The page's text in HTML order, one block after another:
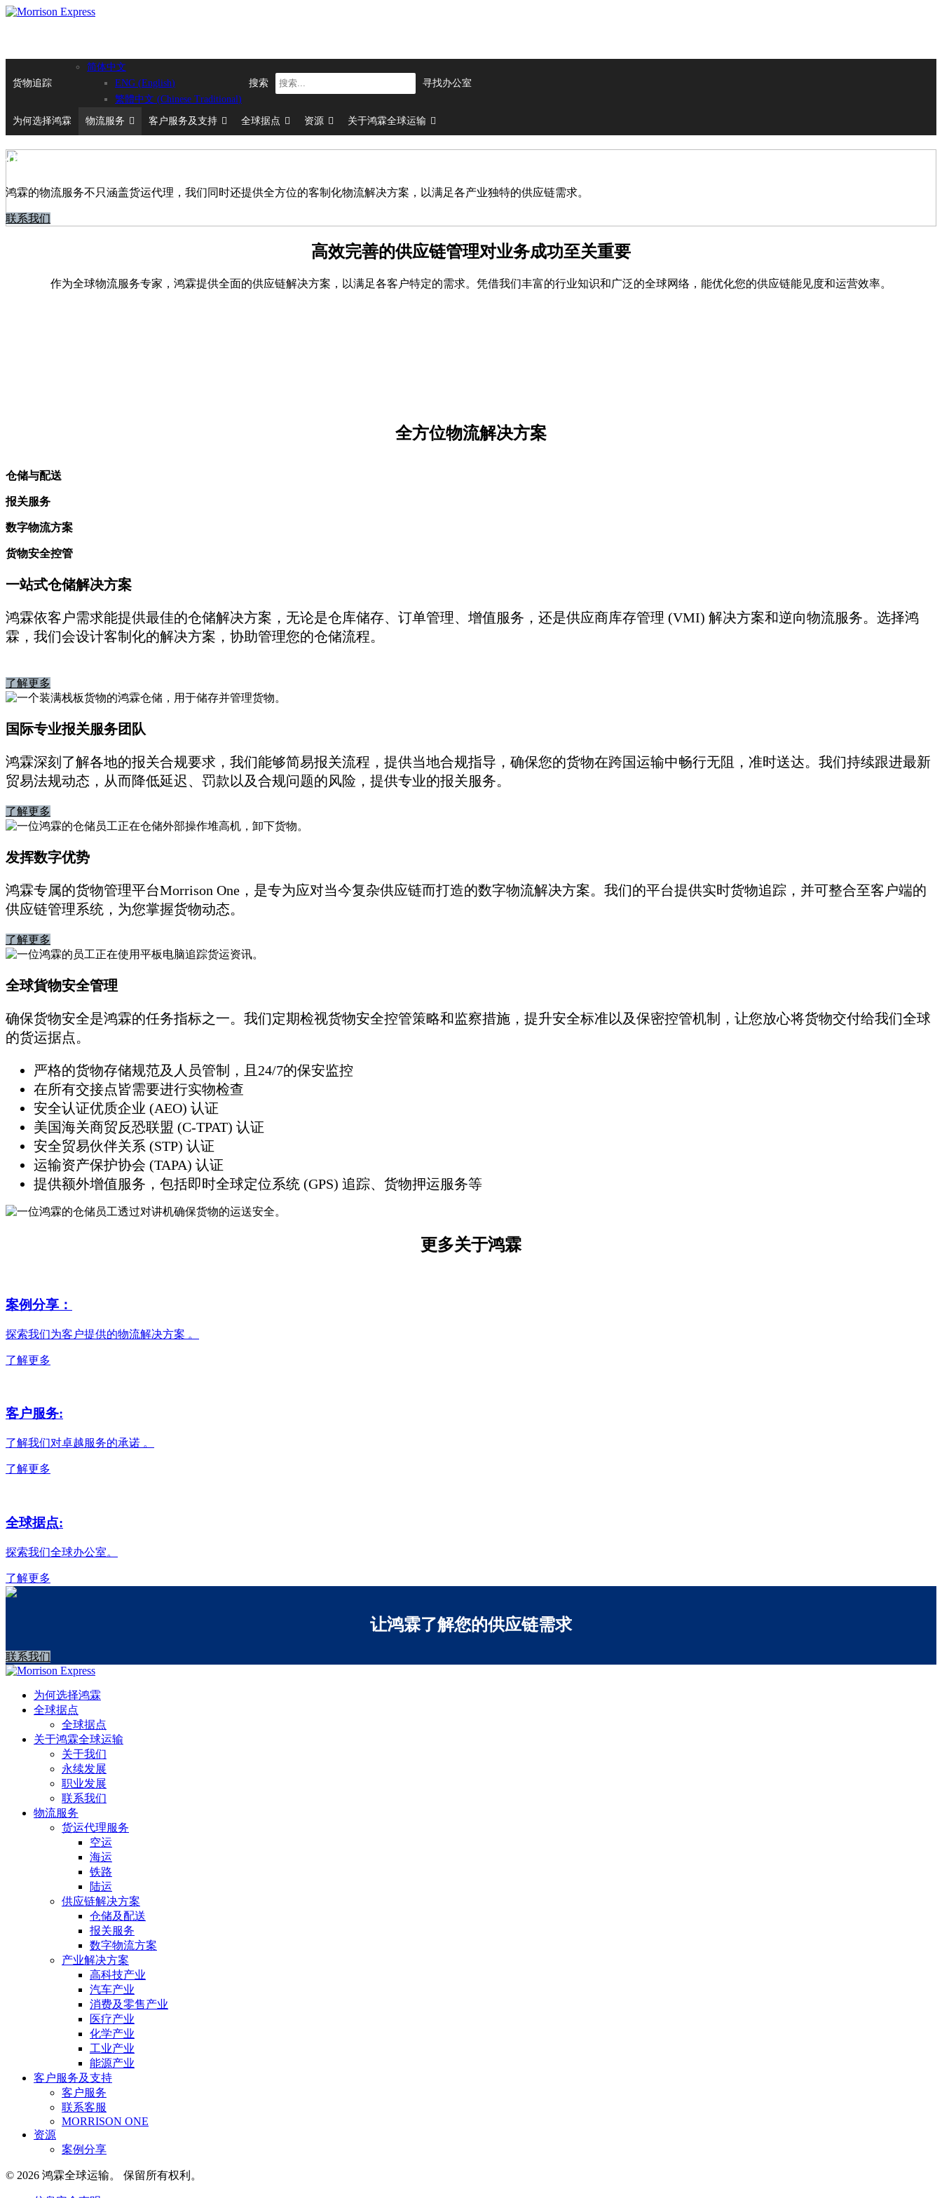
货物追踪
简体中文
ENG (English)
繁體中文 (Chinese Traditional)
搜索 寻找办公室
为何选择鸿霖 物流服务 客户服务及支持 全球据点 资源 关于鸿霖全球运输
供应链解决方案
鸿霖的物流服务不只涵盖货运代理，我们同时还提供全方位的客制化物流解决方案，以满足各产业独特的供应链需求。
联系我们
高效完善的供应链管理对业务成功至关重要
作为全球物流服务专家，鸿霖提供全面的供应链解决方案，以满足各客户特定的需求。凭借我们丰富的行业知识和广泛的全球网络，能优化您的供应链能见度和运营效率。
全方位物流解决方案
仓储与配送
报关服务
数字物流方案
货物安全控管
一站式仓储解决方案
鸿霖依客户需求能提供最佳的仓储解决方案，无论是仓库储存、订单管理、增值服务，还是供应商库存管理 (VMI) 解决方案和逆向物流服务。选择鸿
霖，我们会设计客制化的解决方案，协助管理您的仓储流程。
了解更多
国际专业报关服务团队
鸿霖深刻了解各地的报关合规要求，我们能够简易报关流程，提供当地合规指导，确保您的货物在跨国运输中畅行无阻，准时送达。我们持续跟进最新
贸易法规动态，从而降低延迟、罚款以及合规问题的风险，提供专业的报关服务。
了解更多
发挥数字优势
鸿霖专属的货物管理平台Morrison One，是专为应对当今复杂供应链而打造的数字物流解决方案。我们的平台提供实时货物追踪，并可整合至客户端的
供应链管理系统，为您掌握货物动态。
了解更多
全球貨物安全管理
确保货物安全是鸿霖的任务指标之一。我们定期检视货物安全控管策略和监察措施，提升安全标准以及保密控管机制，让您放心将货物交付给我们全球
的货运据点。
严格的货物存储规范及人员管制，且24/7的保安监控
在所有交接点皆需要进行实物检查
安全认证优质企业 (AEO) 认证
美国海关商贸反恐联盟 (C-TPAT) 认证
安全贸易伙伴关系 (STP) 认证
运输资产保护协会 (TAPA) 认证
提供额外增值服务，包括即时全球定位系统 (GPS) 追踪、货物押运服务等
更多关于鸿霖
案例分享：
探索我们为客户提供的物流解决方案 。
了解更多
客户服务:
了解我们对卓越服务的承诺 。
了解更多
全球据点:
探索我们全球办公室。
了解更多
让鸿霖了解您的供应链需求
联系我们
为何选择鸿霖
全球据点
全球据点
关于鸿霖全球运输
关于我们
永续发展
职业发展
联系我们
物流服务
货运代理服务
空运
海运
铁路
陆运
供应链解决方案
仓储及配送
报关服务
数字物流方案
产业解决方案
高科技产业
汽车产业
消费及零售产业
医疗产业
化学产业
工业产业
能源产业
客户服务及支持
客户服务
联系客服
MORRISON ONE
资源
案例分享
© 2026 鸿霖全球运输。 保留所有权利。